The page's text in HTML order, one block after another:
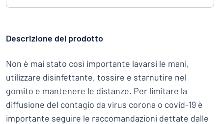
Descrizione del prodotto
Non è mai stato così importante lavarsi le mani,
utilizzare disinfettante, tossire e starnutire nel
gomito e mantenere le distanze. Per limitare la
diffusione del contagio da virus corona o covid-19 è
importante seguire le raccomandazioni dettate dalle